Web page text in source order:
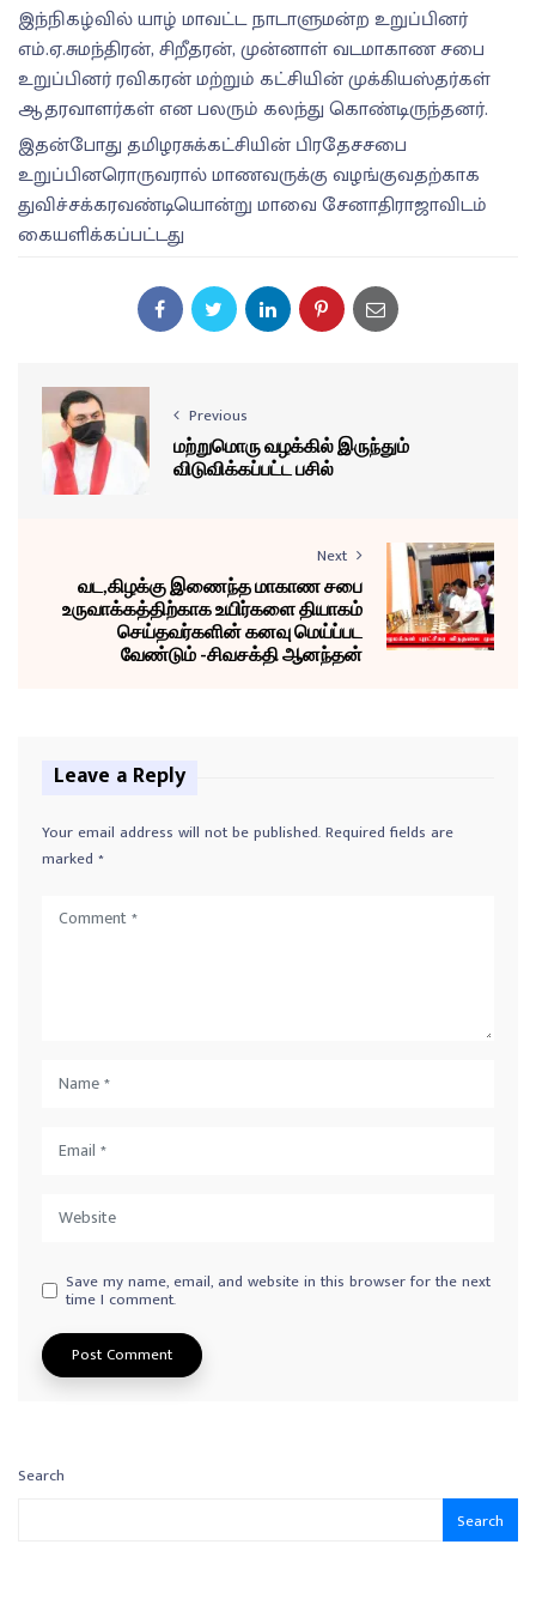
இந்நிகழ்வில் யாழ் மாவட்ட நாடாளுமன்ற உறுப்பினர்
எம்.ஏ.சுமந்திரன், சிறீதரன், முன்னாள் வடமாகாண சபை
உறுப்பினர் ரவிகரன் மற்றும் கட்சியின் முக்கியஸ்தர்கள்
ஆதரவாளர்கள் என பலரும் கலந்து கொண்டிருந்தனர்.
இதன்போது தமிழரசுக்கட்சியின் பிரதேசசபை
உறுப்பினரொருவரால் மாணவருக்கு வழங்குவதற்காக
துவிச்சக்கரவண்டியொன்று மாவை சேனாதிராஜாவிடம்
கையளிக்கப்பட்டது
Previous
மற்றுமொரு வழக்கில் இருந்தும்
விடுவிக்கப்பட்ட பசில்
Next
வட,கிழக்கு இணைந்த மாகாண சபை
உருவாக்கத்திற்காக உயிர்களை தியாகம்
செய்தவர்களின் கனவு மெய்ப்பட
வேண்டும் -சிவசக்தி ஆனந்தன்
Leave a Reply
Your email address will not be published.Required fields are
marked *
Save my name, email, and website in this browser for the next
time I comment.
Search
Search